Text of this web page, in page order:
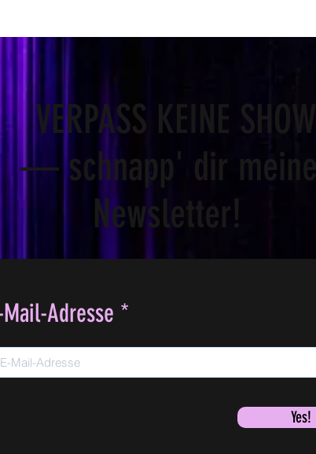
VERPASS KEINE SHOW
— schnapp' dir meinen
Newsletter!
Mail-Adresse
Yes!